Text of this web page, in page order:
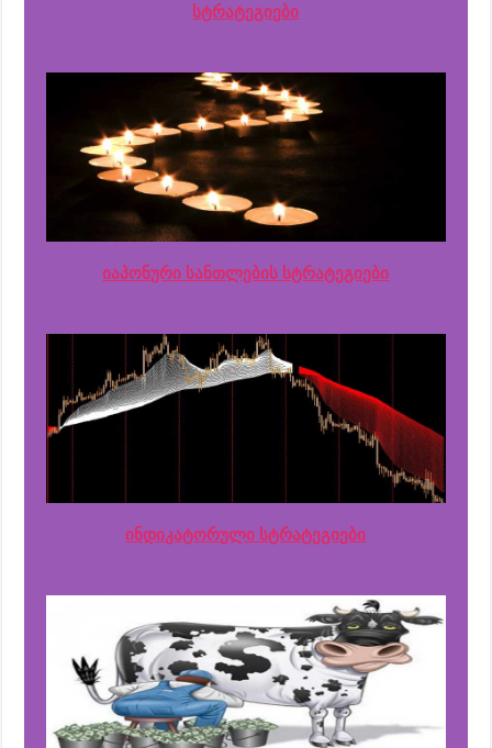
სტრატეგიები
იაპონური სანთლების სტრატეგიები
ინდიკატორული სტრატეგიები